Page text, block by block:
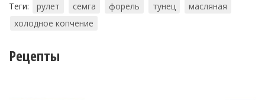
Теги: рулет семга форель тунец
масляная
холодное копчение
Рецепты